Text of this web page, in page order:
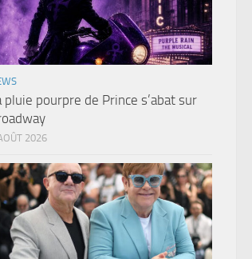
pluie pourpre de Prince s’abat sur
2026